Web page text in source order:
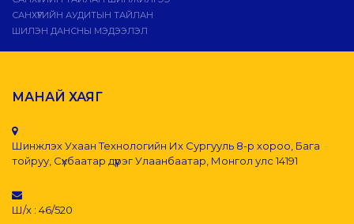
САНХҮҮГИЙН АУДИТЫН ТАЙЛАН
ШИЛЭН ДАНСНЫ МЭДЭЭЛЭЛ
МАНАЙ ХАЯГ
Шинжлэх Ухаан Технологийн Их Сургууль 8-р хороо, Бага
тойруу, Сүхбаатар дүүрэг Улаанбаатар, Монгол улс 14191
Ш/х : 46/520